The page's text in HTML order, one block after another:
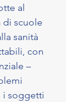
al
di scuole
sanità
con
–
i soggetti